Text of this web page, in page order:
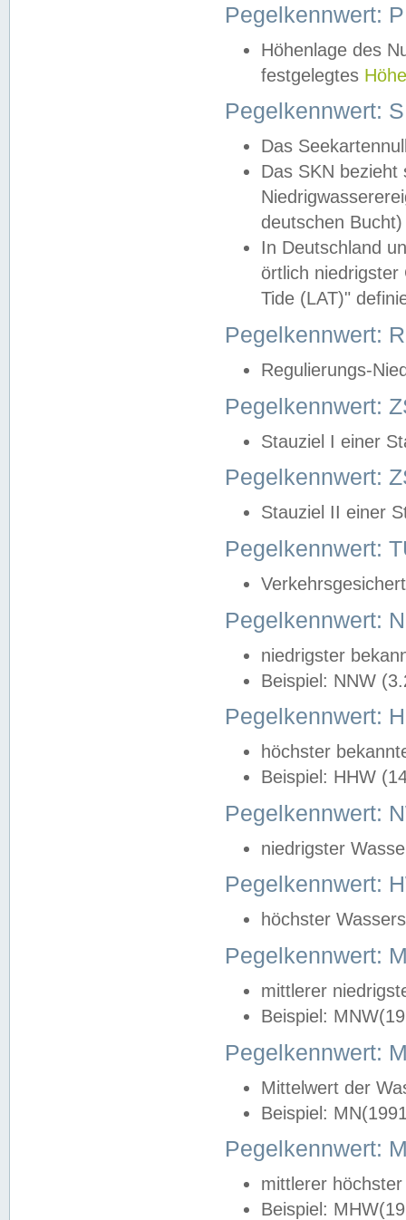
Pegelkennwert:
Höhenlage des
festgelegtes
Pegelkennwert:
Das
Das SKN
deutschen
In Deutschland
örtlich
Tide (LAT)"
Pegelkennwert:
Regulierungs-
Pegelkennwert:
Stauziel I einer
Pegelkennwert:
Stauziel II einer
Pegelkennwert:
Pegelkennwert:
niedrigster
Beispiel: NNW
Pegelkennwert:
höchster
Beispiel: HHW
Pegelkennwert:
niedrigster
Pegelkennwert:
höchster
Pegelkennwert:
mittlerer
Beispiel:
Pegelkennwert:
Mittelwert der
Beispiel:
Pegelkennwert:
mittlerer
Beispiel: